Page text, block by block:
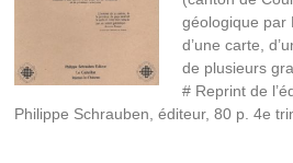
géologique par
d’une carte,
de plusieurs
# Reprint de
Philippe Schrauben, éditeur, 80 p. 4e